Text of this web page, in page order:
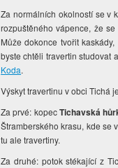
Za normálních okolností se v
rozpuštěného vápence, že
Může dokonce tvořit
byste chtěli travertin studovat
Koda.
Výskyt travertinu v obci Tichá
Za prvé: kopecTichavská
Štramberského krasu, kde se
tu ale travertiny.
Za druhé: potok stékající z